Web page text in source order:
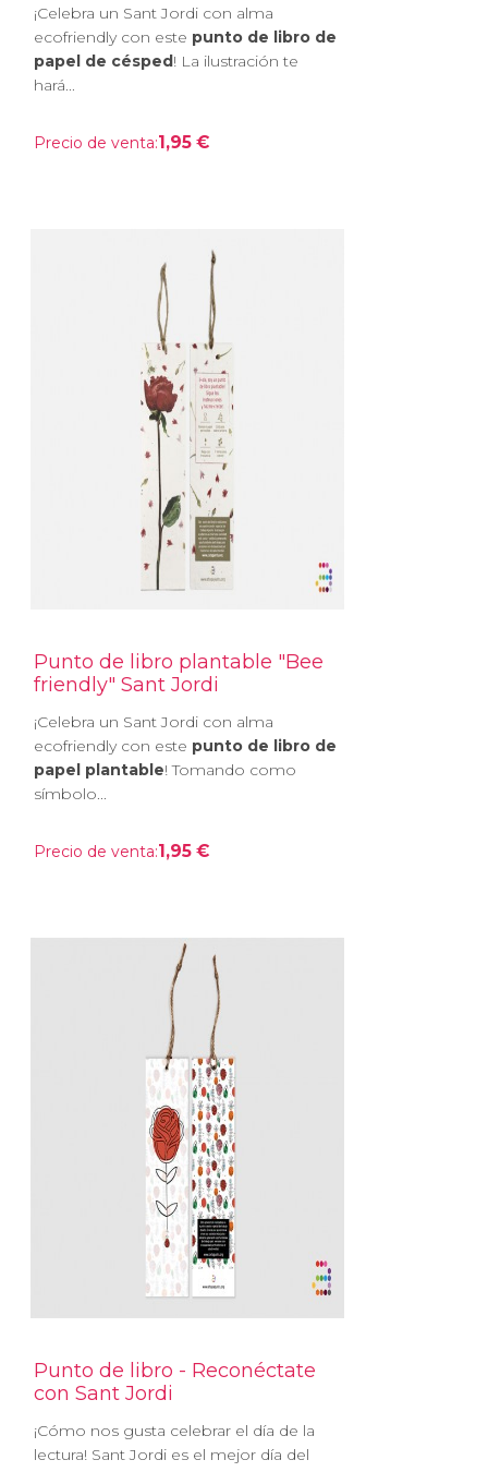
¡Celebra un Sant Jordi con alma
ecofriendly con este punto de libro de
papel de césped! La ilustración te
hará...
Precio de venta:1,95 €
Punto de libro plantable "Bee
friendly" Sant Jordi
¡Celebra un Sant Jordi con alma
ecofriendly con este punto de libro de
papel plantable! Tomando como
símbolo...
Precio de venta:1,95 €
Punto de libro - Reconéctate
con Sant Jordi
¡Cómo nos gusta celebrar el día de la
lectura! Sant Jordi es el mejor día del